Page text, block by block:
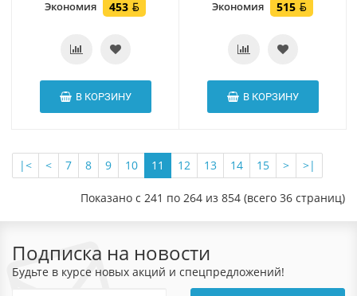
Экономия 453
В КОРЗИНУ
Экономия 515
В КОРЗИНУ
|< < 7 8 9 10 11 12 13 14 15 > >|
Показано с 241 по 264 из 854 (всего 36 страниц)
Подписка на новости
Будьте в курсе новых акций и спецпредложений!